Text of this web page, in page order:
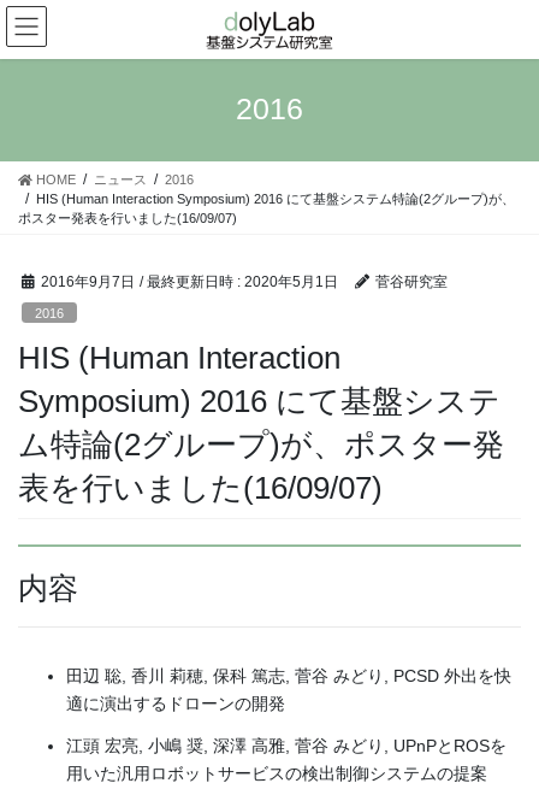
コ
ン
テ
ス
ナ
ビ
ゲ
ン
2016
HOME ニュース
2016
HIS (Human Interaction Symposium) 2016 にて基盤システム特論(2グループ)が、
ポスター発表を行いました(16/09/07)
2016年9月7日 / 最終更新日時 : 2020年5月1日 菅谷研究室
2016
HIS (Human Interaction
Symposium) 2016 にて基盤システ
ム特論(2グループ)が、ポスター発
表を行いました(16/09/07)
内容
田辺 聡, 香川 莉穂, 保科 篤志, 菅谷 みどり, PCSD 外出を快
適に演出するドローンの開発
江頭 宏亮, 小嶋 奨, 深澤 高雅, 菅谷 みどり, UPnPとROSを
用いた汎用ロボットサービスの検出制御システムの提案